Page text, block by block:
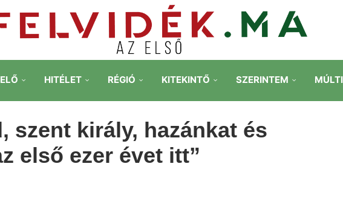
HITÉLET RÉGIÓ KITEKINTŐ SZERINTEM
szent király, hazánkat és
első ezer évet itt”